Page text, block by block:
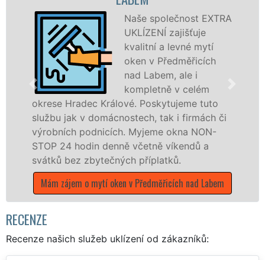
Naše společnost EXTRA
UKLÍZENÍ zajišťuje
kvalitní a levné mytí
oken v Předměřicích
nad Labem, ale i
kompletně v celém
Králové. Poskytujeme tuto
tak i firmách či
Myjeme okna NON-
denně včetně víkendů a
příplatků.
oken v Předměřicích nad Labem
plastová,
Poskytujeme
po celém
během státních
Mám zájem
RECENZE